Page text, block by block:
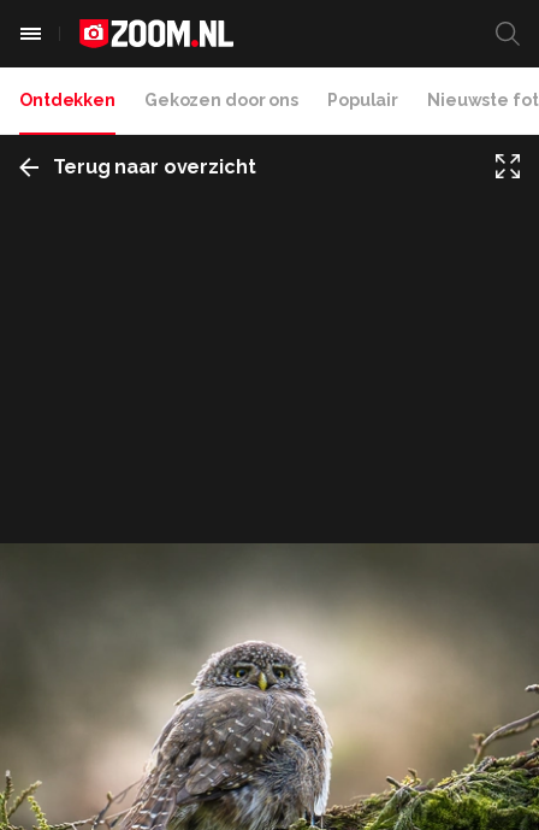
Ontdekken Gekozen door ons Populair Nieuwste
Terug naar overzicht